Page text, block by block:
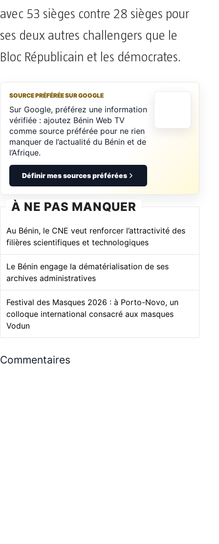
avec 53 sièges contre 28 sièges pour
ses deux autres challengers que le
Bloc Républicain et les démocrates.
SOURCE PRÉFÉRÉE SUR GOOGLE
Sur Google, préférez une information
vérifiée : ajoutez Bénin Web TV
comme source préférée pour ne rien
manquer de l’actualité du Bénin et de
l’Afrique.
Définir mes sources préférées
À NE PAS MANQUER
Au Bénin, le CNE veut renforcer l’attractivité des
filières scientifiques et technologiques
Le Bénin engage la dématérialisation de ses
archives administratives
Festival des Masques 2026 : à Porto-Novo, un
colloque international consacré aux masques
Vodun
Commentaires